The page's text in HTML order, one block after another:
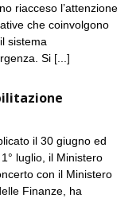
riacceso l’attenzione
che coinvolgono
sistema
Si [...]
il 30 giugno ed
luglio, il Ministero
con il Ministero
Finanze, ha